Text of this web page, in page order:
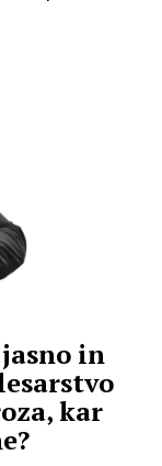
in
kar